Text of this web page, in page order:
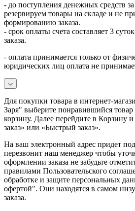
- до поступления денежных средств
резервируем товары на складе и не
формированию заказа.
- срок оплаты счета составляет 3
заказа.
- оплата принимается только от
юридических лиц оплата не
Для покупки товара в интернет-
Заря" выберите понравившийся товар
корзину. Далее перейдите в Корзину
заказ» или «Быстрый заказ».
На ваш электронный адрес придет
перезвонит наш менеджер чтобы
оформлении заказа не забудьте
правилами Пользовательского
обработке и защите персональных
офертой". Они находятся в самом
заказа.